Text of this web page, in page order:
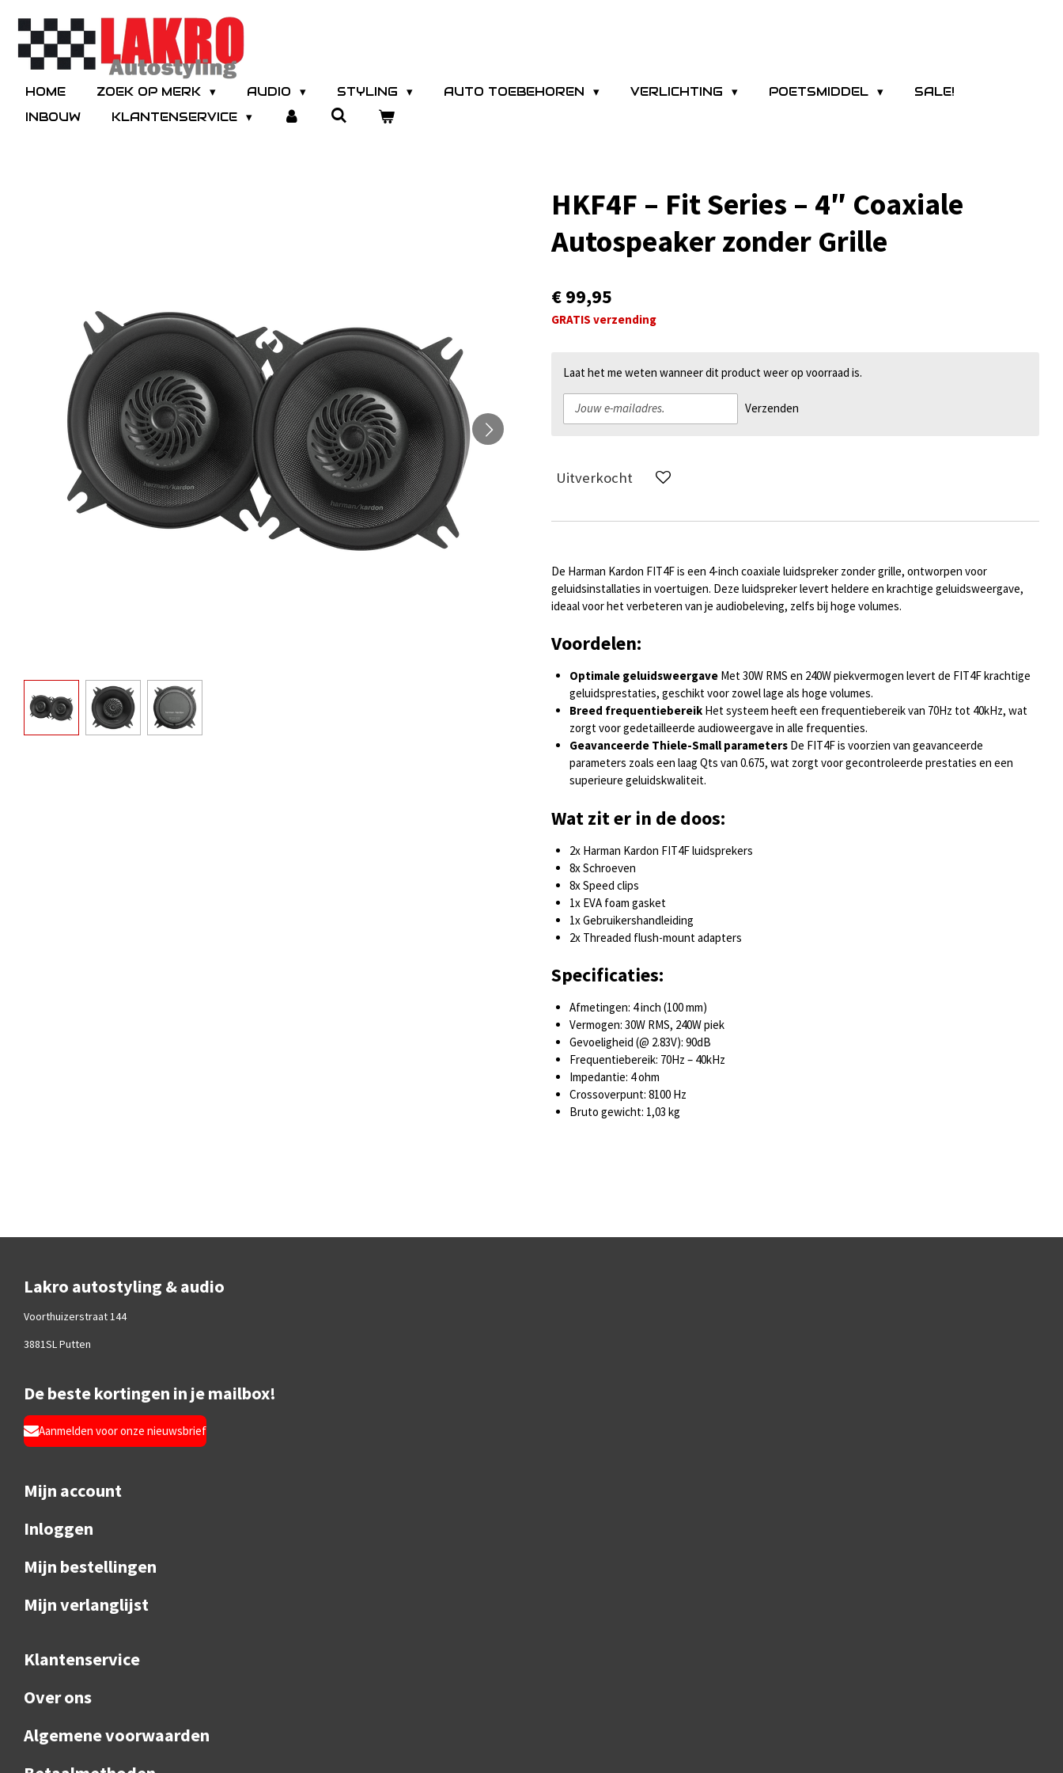
Ga
direct
hoofdinhoud
HOME ZOEK OP MERK AUDIO STYLING AUTO TOEBEHOREN VERLICHTING POETSMIDDEL
SALE!
INBOUW
KLANTENSERVICE
HKF4F – Fit Series – 4″ Coaxiale
Autospeaker zonder Grille
€ 99,95
GRATIS verzending
Laat het me weten wanneer dit product weer op voorraad is.
Verzenden
Uitverkocht
De Harman Kardon FIT4F is een 4-inch coaxiale luidspreker zonder grille, ontworpen voor
geluidsinstallaties in voertuigen. Deze luidspreker levert heldere en krachtige geluidsweergave,
ideaal voor het verbeteren van je audiobeleving, zelfs bij hoge volumes.
Voordelen:
Optimale geluidsweergaveMet 30W RMS en 240W piekvermogen levert de FIT4F krachtige
geluidsprestaties, geschikt voor zowel lage als hoge volumes.
Breed frequentiebereikHet systeem heeft een frequentiebereik van 70Hz tot 40kHz, wat
zorgt voor gedetailleerde audioweergave in alle frequenties.
Geavanceerde Thiele-Small parametersDe FIT4F is voorzien van geavanceerde
parameters zoals een laag Qts van 0.675, wat zorgt voor gecontroleerde prestaties en een
superieure geluidskwaliteit.
Wat zit er in de doos:
2x Harman Kardon FIT4F luidsprekers
8x Schroeven
8x Speed clips
1x EVA foam gasket
1x Gebruikershandleiding
2x Threaded flush-mount adapters
Specificaties:
Afmetingen: 4 inch (100 mm)
Vermogen: 30W RMS, 240W piek
Gevoeligheid (@ 2.83V): 90dB
Frequentiebereik: 70Hz – 40kHz
Impedantie: 4 ohm
Crossoverpunt: 8100 Hz
Bruto gewicht: 1,03 kg
Lakro autostyling & audio
Voorthuizerstraat 144
3881SL Putten
De beste kortingen in je mailbox!
Aanmelden voor onze nieuwsbrief
Mijn account
Inloggen
Mijn bestellingen
Mijn verlanglijst
Klantenservice
Over ons
Algemene voorwaarden